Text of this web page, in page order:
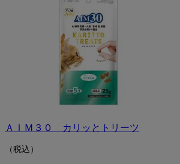
ＡＩＭ３０ カリッとトリーツ
（税込）